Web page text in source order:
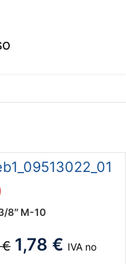
8″ M-10
€ 1,78 € IVA no